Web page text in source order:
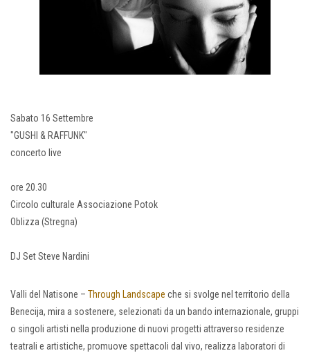
Sabato 16 Settembre
"GUSHI & RAFFUNK"
concerto live
ore 20.30
Circolo culturale Associazione Potok
Oblizza (Stregna)
DJ Set Steve Nardini
Valli del Natisone – Through Landscape che si svolge nel territorio della
Benecija, mira a sostenere, selezionati da un bando internazionale, gruppi
o singoli artisti nella produzione di nuovi progetti attraverso residenze
teatrali e artistiche, promuove spettacoli dal vivo, realizza laboratori di